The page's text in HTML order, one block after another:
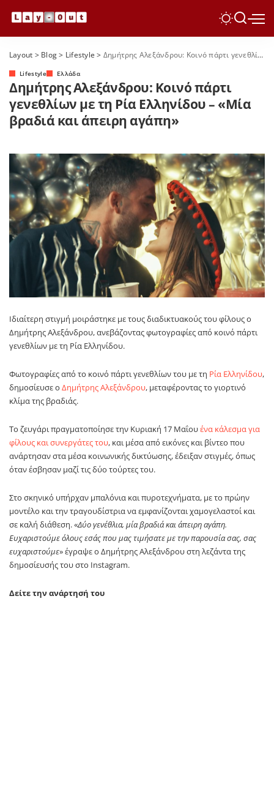
Layout > Blog> Lifestyle > Δημήτρης Αλεξάνδρου: Κοινό πάρτι γενεθλίων με τη Ρία Ελληνίδου – «Μία βραδιά και άπειρη αγάπη»
Lifestyle Ελλάδα
Δημήτρης Αλεξάνδρου: Κοινό πάρτι
γενεθλίων με τη Ρία Ελληνίδου – «Μία
βραδιά και άπειρη αγάπη»
Ιδιαίτερη στιγμή μοιράστηκε με τους διαδικτυακούς του φίλους ο
Δημήτρης Αλεξάνδρου, ανεβάζοντας φωτογραφίες από κοινό πάρτι
γενεθλίων με τη Ρία Ελληνίδου.
Φωτογραφίες από το κοινό πάρτι γενεθλίων του με τη Ρία Ελληνίδου,
δημοσίευσε ο Δημήτρης Αλεξάνδρου, μεταφέροντας το γιορτινό
κλίμα της βραδιάς.
Το ζευγάρι πραγματοποίησε την Κυριακή 17 Μαΐουένα κάλεσμα για
φίλους και συνεργάτες του, και μέσα από εικόνες και βίντεο που
ανάρτησαν στα μέσα κοινωνικής δικτύωσης, έδειξαν στιγμές, όπως
όταν έσβησαν μαζί τις δύο τούρτες του.
Στο σκηνικό υπήρχαν μπαλόνια και πυροτεχνήματα, με το πρώην
μοντέλο και την τραγουδίστρια να εμφανίζονται χαμογελαστοί και
σε καλή διάθεση. «Δύο γενέθλια, μία βραδιά και άπειρη αγάπη.
Ευχαριστούμε όλους εσάς που μας τιμήσατε με την παρουσία σας, σας
ευχαριστούμε» έγραψε ο Δημήτρης Αλεξάνδρου στη λεζάντα της
δημοσίευσής του στο Instagram.
Δείτε την ανάρτησή του